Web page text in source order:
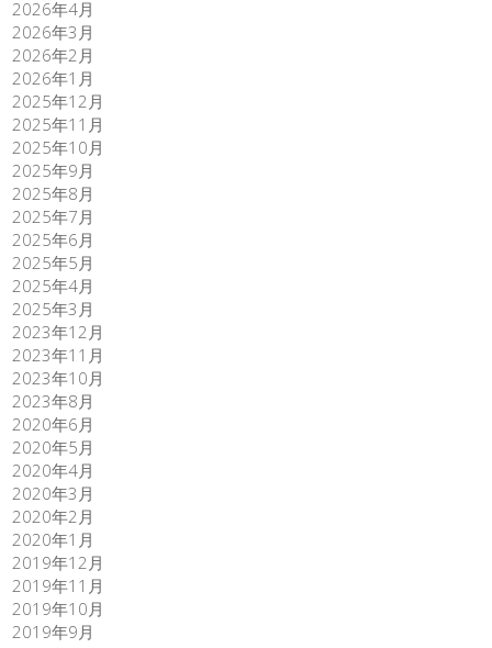
2026年4月
2026年3月
2026年2月
2026年1月
2025年12月
2025年11月
2025年10月
2025年9月
2025年8月
2025年7月
2025年6月
2025年5月
2025年4月
2025年3月
2023年12月
2023年11月
2023年10月
2023年8月
2020年6月
2020年5月
2020年4月
2020年3月
2020年2月
2020年1月
2019年12月
2019年11月
2019年10月
2019年9月